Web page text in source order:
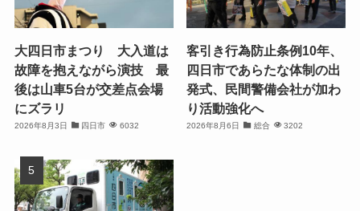
大四日市まつり 大入道は
故障を抱えながら演技 最
後は山車5台が交差点会場
にズラリ
2026年8月3日 四日市 6032
客引き行為防止条例10年、
四日市であらたな体制の出
発式、民間警備会社が加わ
り活動強化へ
2026年8月6日 総合 3202